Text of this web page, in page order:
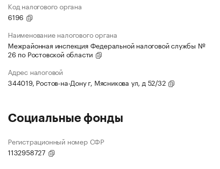
Код налогового органа
6196
Наименование налогового органа
Межрайонная инспекция Федеральной налоговой службы №
26 по Ростовской области
Адрес налоговой
344019, Ростов-на-Дону г, Мясникова ул, д 52/32
Социальные фонды
Регистрационный номер СФР
1132958727